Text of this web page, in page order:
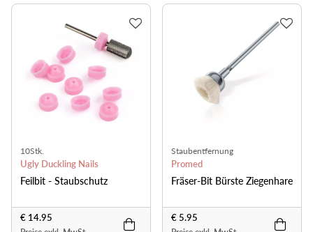
10Stk.
Ugly Duckling Nails
Feilbit - Staubschutz
€ 14.95
Staubentfernung
Promed
Fräser-Bit Bürste Ziegenhare
€ 5.95